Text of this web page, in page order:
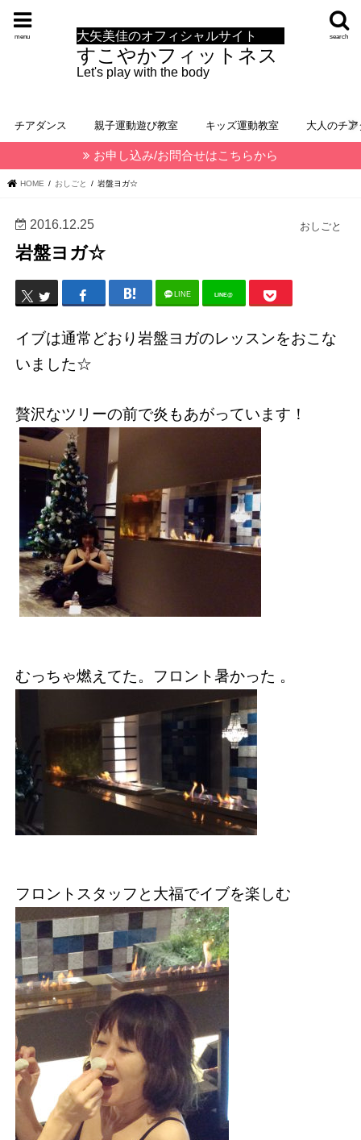
大矢美佳のオフィシャルサイト
すこやかフィットネス
Let's play with the body
search
menu
チアダンス 親子運動遊び教室 キッズ運動教室 大人のチ
お申し込み/お問合せはこちらから
HOME おしごと 岩盤ヨガ☆
おしごと
2016.12.25
岩盤ヨガ☆
LINE LINE@
イブは通常どおり岩盤ヨガのレッスンをおこな
いました☆
贅沢なツリーの前で炎もあがっています！
むっちゃ燃えてた。フロント暑かった 。
フロントスタッフと大福でイブを楽しむ